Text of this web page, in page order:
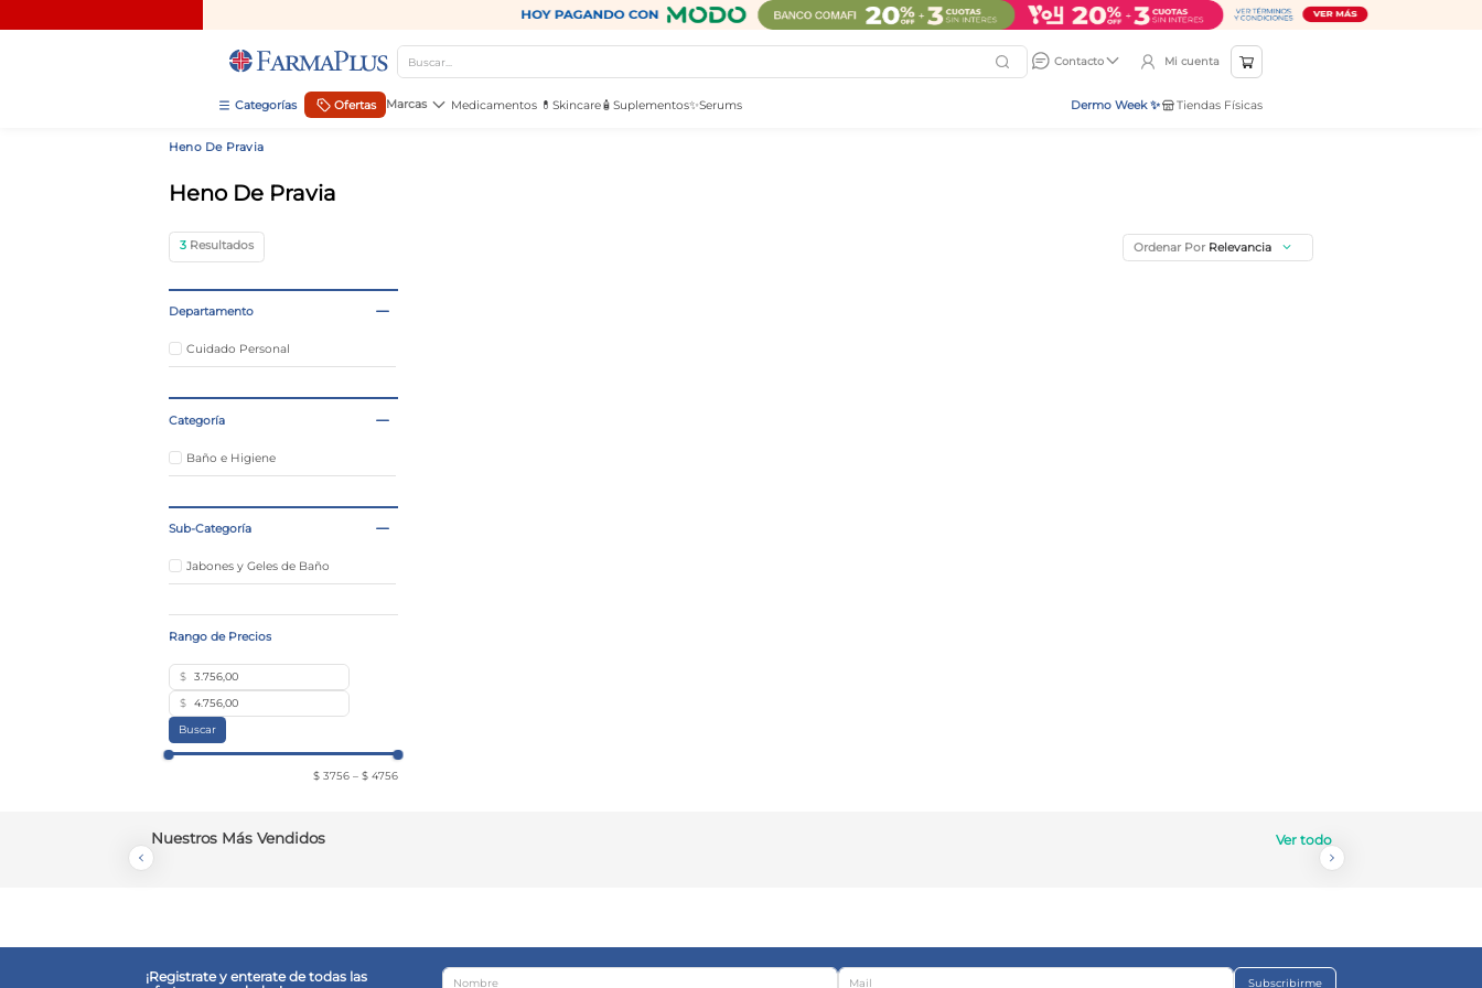
Buscar...
Contacto
Mi cuenta
Ofertas Marcas Medicamentos 💊 Skincare🧴 Suplementos✨Serums Dermo Week ✨ Tiendas Físicas
Heno De Pravia
Heno De Pravia
3 Ordenar Por Relevancia
Departamento
Cuidado Personal
Categoría
Baño e Higiene
Sub-Categoría
Jabones y Geles de Baño
$
$
Buscar
$ 3756 – $ 4756
Nuestros Más Vendidos Ver todo
¡Registrate y enterate de todas las
Subscribirme
TÉRMINOS MÁS BUSCADOS
1.
mela b3
4
loreal
5.
shampoo
7.
ibuprofeno
9.
magnesio